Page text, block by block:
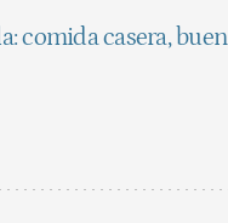
comida casera, buen